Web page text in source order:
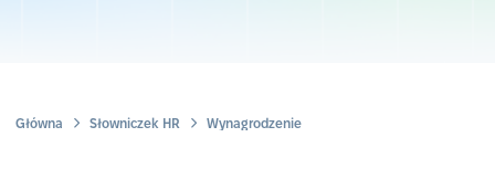
Główna Słowniczek HR Wynagrodzenie